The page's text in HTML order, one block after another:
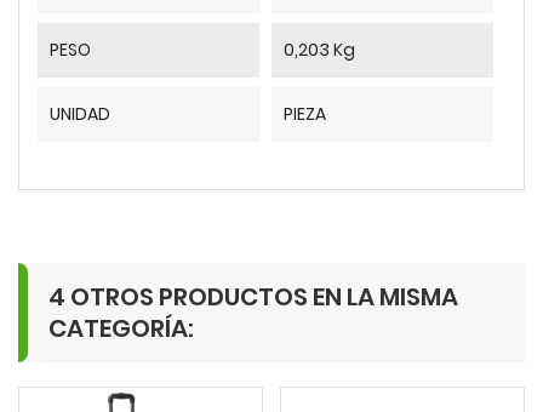
PESO 0,203 Kg
UNIDAD PIEZA
4 OTROS PRODUCTOS EN LA MISMA
CATEGORÍA: